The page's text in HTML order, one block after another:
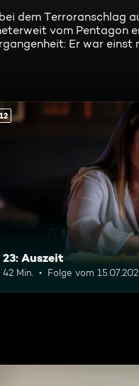
dem Terroranschlag
vom Pentagon
Er war einst
12
23: Auszeit
42 Min. Folge vom